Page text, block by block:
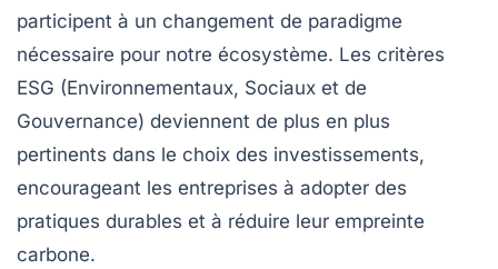
participent à un changement de paradigme
nécessaire pour notre écosystème. Les critères
ESG (Environnementaux, Sociaux et de
Gouvernance) deviennent de plus en plus
pertinents dans le choix des investissements,
encourageant les entreprises à adopter des
pratiques durables et à réduire leur empreinte
carbone.